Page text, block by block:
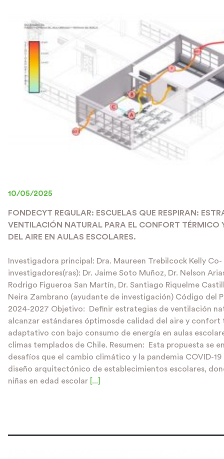
10/05/2025
FONDECYT REGULAR: ESCUELAS QUE RESPIRAN:
VENTILACIÓN NATURAL PARA EL CONFORT TÉRMICO
DEL AIRE EN AULAS ESCOLARES.
Investigadora principal: Dra. Maureen Trebilcock Kelly Co-
investigadores(ras): Dr. Jaime Soto Muñoz, Dr. Nelson
Rodrigo Figueroa San Martín, Dr. Santiago Riquelme
Neira Zambrano (ayudante de investigación) Código del
2024-2027 Objetivo: Definir estrategias de ventilación
alcanzar estándares óptimosde calidad del aire y confort
adaptativo con bajo consumo de energía en aulas
climas templados de Chile. Resumen: Esta propuesta se
desafíos que el cambio climático y la pandemia COVID-
diseño arquitectónico de establecimientos escolares,
niñas en edad escolar [...]